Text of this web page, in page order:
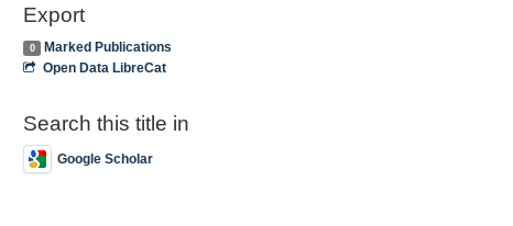
Export
0
Marked Publications
Open Data LibreCat
Search this title in
Google Scholar